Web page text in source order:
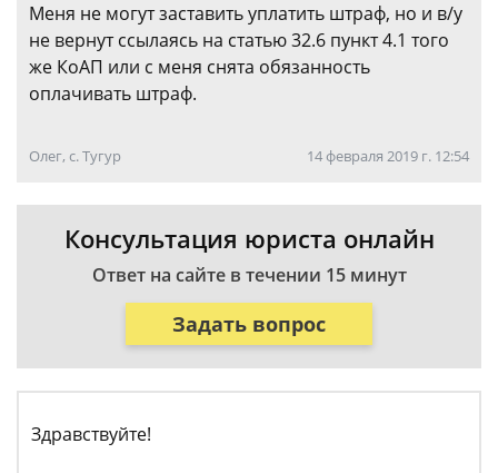
Меня не могут заставить уплатить штраф, но и в/у
не вернут ссылаясь на статью 32.6 пункт 4.1 того
же КоАП или с меня снята обязанность
оплачивать штраф.
Олег, с. Тугур 14 февраля 2019 г. 12:54
Консультация юриста онлайн
Ответ на сайте в течении 15 минут
Задать вопрос
Здравствуйте!